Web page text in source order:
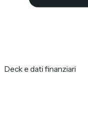
Deck e dati finanziari